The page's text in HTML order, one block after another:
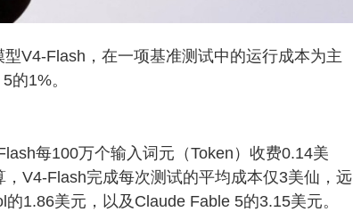
V4-Flash，在一项基准测试中的运行成本为主
的1%。
每100万个输入词元（Token）收费0.14美
V4-Flash完成每次测试的平均成本仅3美仙，远
1.86美元，以及Claude Fable 5的3.15美元。